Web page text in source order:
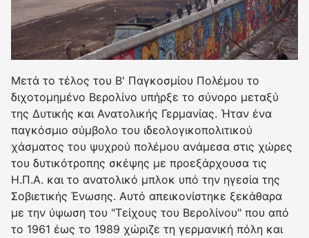
Μετά το τέλος του Β' Παγκοσμίου Πολέμου το
διχοτομημένο Βερολίνο υπήρξε το σύνορο μεταξύ
της Δυτικής και Ανατολικής Γερμανίας. Ήταν ένα
παγκόσμιο σύμβολο του ιδεολογικοπολιτικού
χάσματος του ψυχρού πολέμου ανάμεσα στις χώρες
του δυτικότροπης σκέψης με προεξάρχουσα τις
Η.Π.Α. και το ανατολικό μπλοκ υπό την ηγεσία της
Σοβιετικής Ένωσης. Αυτό απεικονίστηκε ξεκάθαρα
με την ύψωση του "Τείχους του Βερολίνου" που από
το 1961 έως το 1989 χώριζε τη γερμανική πόλη και